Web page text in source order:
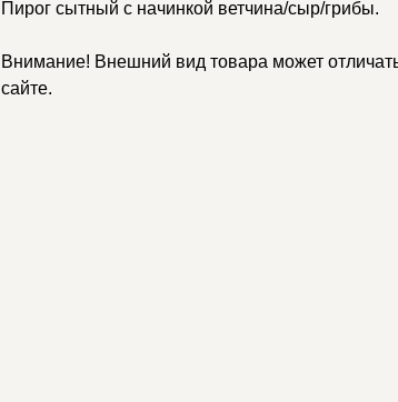
Пирог сытный с начинкой ветчина/сыр/грибы.
Внимание! Внешний вид товара может
сайте.